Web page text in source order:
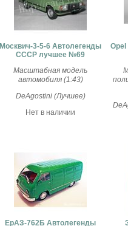
Москвич-3-5-6 Автолегенды
СССР лучшее №69
Масштабная модель
автомобиля (1:43)
DeAgostini (Лучшее)
Нет в наличии
ЕрАЗ-762Б Автолегенды